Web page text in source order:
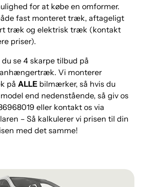
for at købe en omformer.
fast monteret træk, aftageligt
træk og elektrisk træk (kontakt
priser).
se 4 skarpe tilbud på
Vi monterer
på ALLE bilmærker, så hvis du
end nedenstående, så giv os
eller kontakt os via
– Så kalkulerer vi prisen til din
med det samme!